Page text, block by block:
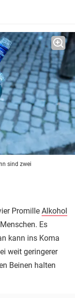
sind zwei
Promille Alkohol
Es
kann ins Koma
weit geringerer
Beinen halten